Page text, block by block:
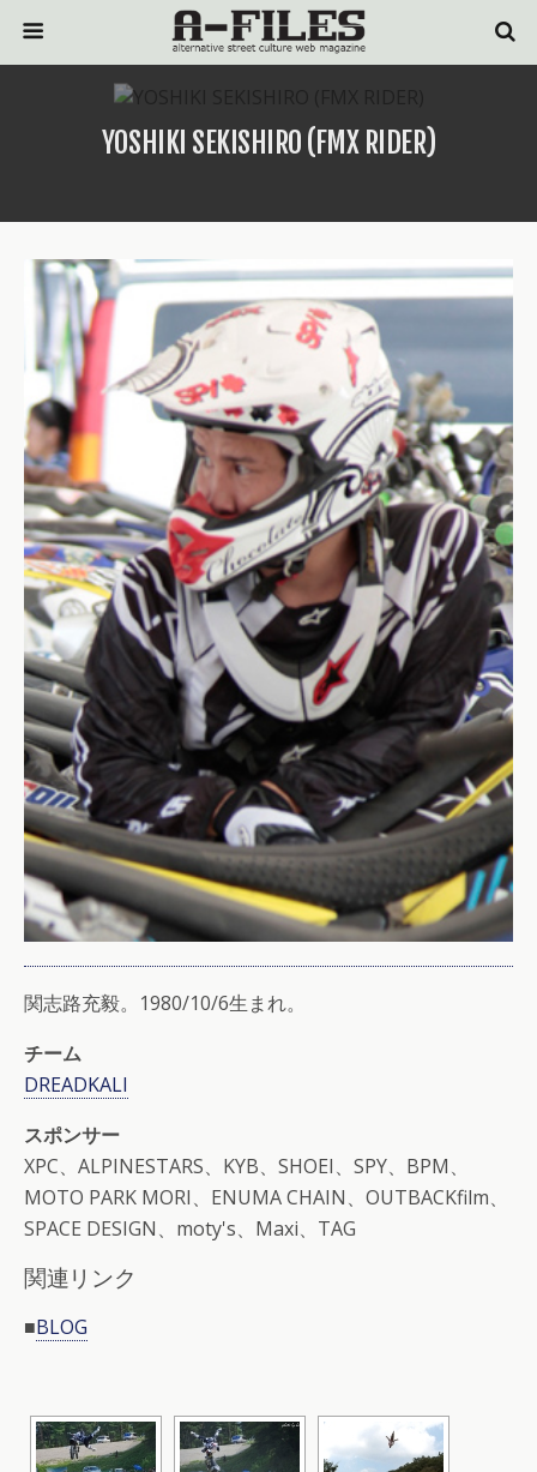
YOSHIKI SEKISHIRO (FMX RIDER)
関志路充毅。1980/10/6生まれ。
チーム
DREADKALI
スポンサー
XPC、ALPINESTARS、KYB、SHOEI、SPY、BPM、
MOTO PARK MORI、ENUMA CHAIN、OUTBACKfilm、
SPACE DESIGN、moty's、Maxi、TAG
関連リンク
■BLOG